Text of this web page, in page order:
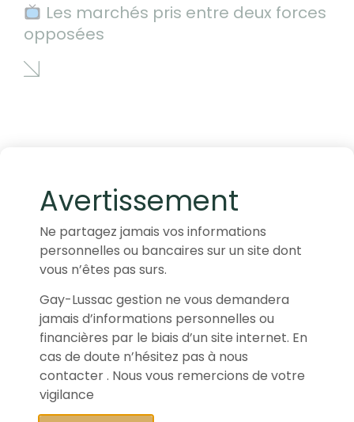
Les marchés pris entre deux forces
opposées
Avertissement
Ne partagez jamais vos informations
personnelles ou bancaires sur un site dont
vous n’êtes pas surs.
Gay-Lussac gestion ne vous demandera
jamais d’informations personnelles ou
financières par le biais d’un site internet. En
cas de doute n’hésitez pas à nous
contacter . Nous vous remercions de votre
vigilance